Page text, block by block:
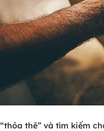
thê” và tìm kiếm